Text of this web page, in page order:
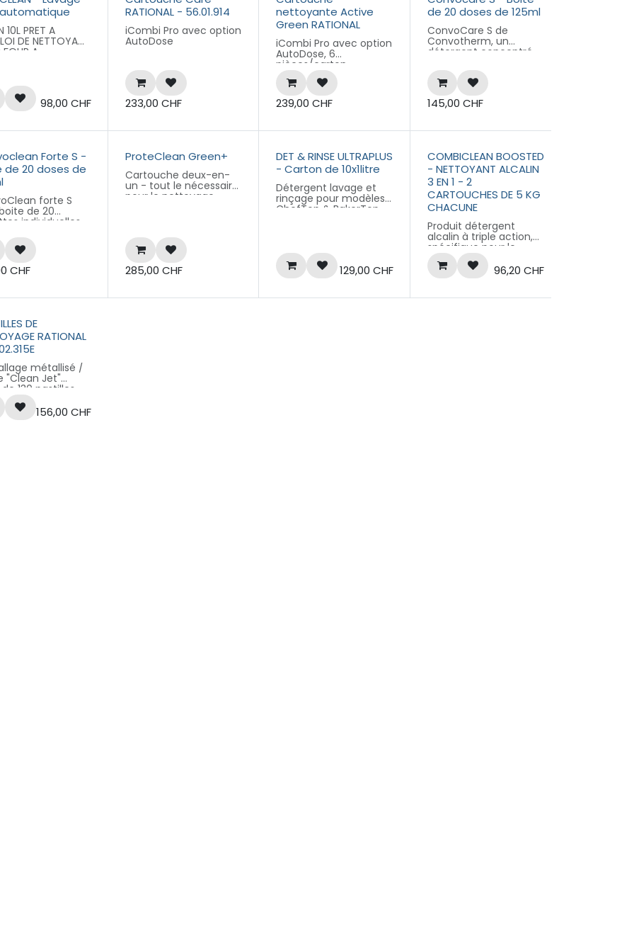
de turbine
BAGT681042
6kg
Seau de 6kg
10L PRET A
DE NETTOYAGE
FOUR A
98,00 CHF
RATIONAL - 56.01.914
iCombi Pro avec option
AutoDose
233,00 CHF
nettoyante Active
Green RATIONAL
iCombi Pro avec option
AutoDose, 6
pièces/carton
239,00 CHF
de 20 doses de 125ml
ConvoCare S de
Convotherm, un
détergent concentré
mesurées, conçu pour
le nettoyage des fours
Convotherm
145,00 CHF
Forte S -
de 20 doses de
forte S
de 20
individuelles
CHF
ProteClean Green+
Cartouche deux-en-
un - tout le nécessaire
pour le nettoyage
nettoyage sont libérés
en deux phases. La
première phase est un
produit à base
décomposées en
285,00 CHF
DET & RINSE ULTRAPLUS
- Carton de 10x1litre
Détergent lavage et
rinçage pour modèles
ChefTop & BakerTop
129,00 CHF
COMBICLEAN BOOSTED
- NETTOYANT ALCALIN
3 EN 1 - 2
CARTOUCHES DE 5 KG
CHACUNE
Produit détergent
alcalin à triple action,
spécifique pour le
nettoyage de la
chambre de cuisson.
Grâce à sa
particulière 3 en 1,
96,20 CHF
DE
RATIONAL
métallisé /
"Clean Jet"
130 pastilles
blanches de
nettoyant pour
156,00 CHF